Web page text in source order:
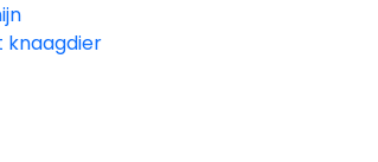
knaagdier